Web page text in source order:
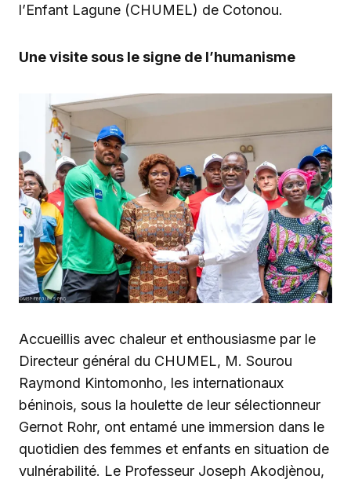
l’Enfant Lagune (CHUMEL) de Cotonou.
Une visite sous le signe de l’humanisme
Accueillis avec chaleur et enthousiasme par le
Directeur général du CHUMEL, M. Sourou
Raymond Kintomonho, les internationaux
béninois, sous la houlette de leur sélectionneur
Gernot Rohr, ont entamé une immersion dans le
quotidien des femmes et enfants en situation de
vulnérabilité. Le Professeur Joseph Akodjènou,